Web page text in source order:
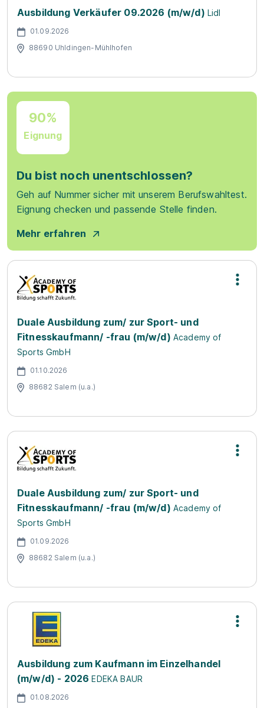
Ausbildung Verkäufer 09.2026 (m/w/d) Lidl
01.09.2026
88690 Uhldingen-Mühlhofen
90%
Eignung
Du bist noch unentschlossen?
Geh auf Nummer sicher mit unserem Berufswahltest.
Eignung checken und passende Stelle finden.
Mehr erfahren
Duale Ausbildung zum/ zur Sport- und
Fitnesskaufmann/ -frau (m/w/d) Academy of
Sports GmbH
01.10.2026
88682 Salem (u.a.)
Duale Ausbildung zum/ zur Sport- und
Fitnesskaufmann/ -frau (m/w/d) Academy of
Sports GmbH
01.09.2026
88682 Salem (u.a.)
Ausbildung zum Kaufmann im Einzelhandel
(m/w/d) - 2026 EDEKA BAUR
01.08.2026